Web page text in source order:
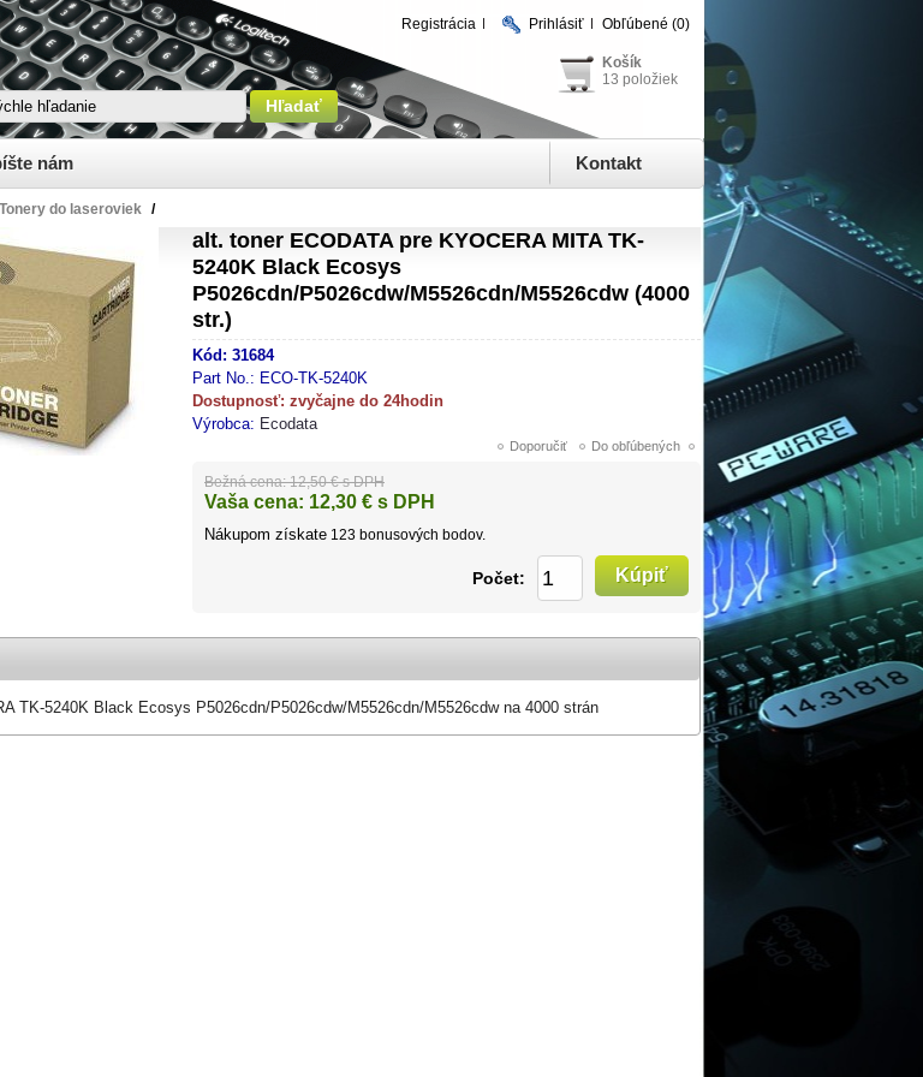
Registrácia Prihlásiť Obľúbené (0)
Košík
13 položiek
nám Kontakt
Tonery do laseroviek /
alt. toner ECODATA pre KYOCERA MITA TK-
5240K Black Ecosys
P5026cdn/P5026cdw/M5526cdn/M5526cdw (4000
str.)
Kód: 31684
Part No.: ECO-TK-5240K
Dostupnosť: zvyčajne do 24hodin
Výrobca: Ecodata
Bežná cena: 12,50 € s DPH
Vaša cena: 12,30 € s DPH
Nákupom získate 123 bonusových bodov.
Počet:
TK-5240K Black Ecosys P5026cdn/P5026cdw/M5526cdn/M5526cdw na 4000 strán